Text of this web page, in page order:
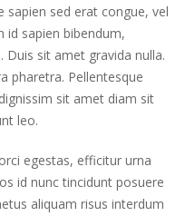
sapien sed erat congue, vel
id sapien bibendum,
Duis sit amet gravida nulla.
pharetra. Pellentesque
sit amet diam sit
leo.
egestas, efficitur urna
id nunc tincidunt posuere
aliquam risus interdum